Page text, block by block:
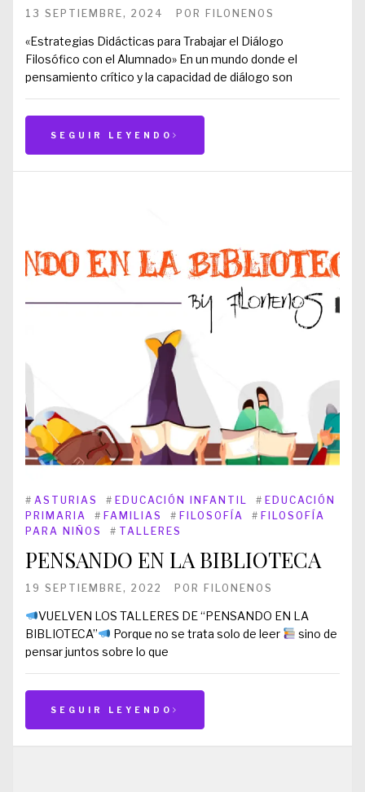
13 SEPTIEMBRE, 2024 POR FILONENOS
«Estrategias Didácticas para Trabajar el Diálogo
Filosófico con el Alumnado» En un mundo donde el
pensamiento crítico y la capacidad de diálogo son
SEGUIR LEYENDO
# ASTURIAS # EDUCACIÓN INFANTIL # EDUCACIÓN
PRIMARIA
# FAMILIAS # FILOSOFÍA # FILOSOFÍA
PARA NIÑOS
# TALLERES
PENSANDO EN LA BIBLIOTECA
19 SEPTIEMBRE, 2022 POR FILONENOS
VUELVEN LOS TALLERES DE “PENSANDO EN LA
BIBLIOTECA”
Porque no se trata solo de leer
sino de
pensar juntos sobre lo que
SEGUIR LEYENDO